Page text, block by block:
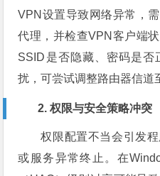
VPN设置导致网络异常，
代理，并检查VPN客户端
SSID是否隐藏、密码是
扰，可尝试调整路由器信道
2. 权限与安全策略冲突
权限配置不当会引发
或服务异常终止。在